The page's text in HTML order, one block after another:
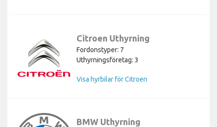
Citroen Uthyrning
Fordonstyper: 7
Uthyrningsföretag: 3
Visa hyrbilar för Citroen
BMW Uthyrning